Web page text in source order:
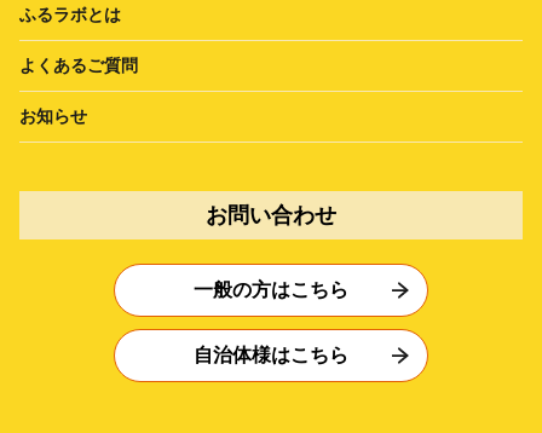
ふるラボとは
よくあるご質問
お知らせ
お問い合わせ
一般の方はこちら
自治体様はこちら